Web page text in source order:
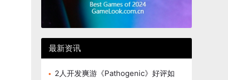
最新资讯
2人开发爽游《Pathogenic》好评如